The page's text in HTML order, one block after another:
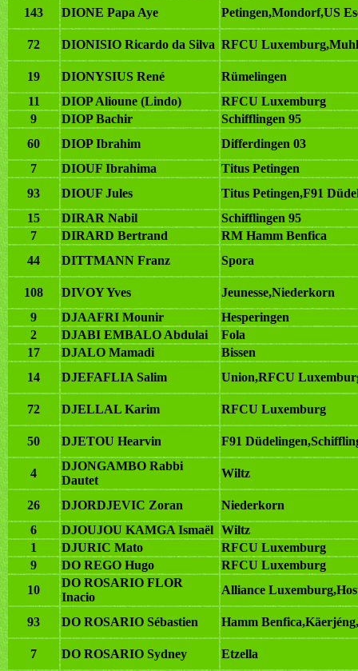
143 DIONE Papa Aye Petingen,Mondorf,US
72 DIONISIO Ricardo da Silva RFCU
19 DIONYSIUS René
Rümelingen
11
DIOP Alioune (Lindo)
RFCU Luxemburg
9
DIOP Bachir
Schifflingen 95
60
DIOP Ibrahim
Differdingen 03
7
DIOUF Ibrahima
Titus Petingen
93
DIOUF Jules
Titus Petingen,F91
15
DIRAR Nabil
Schifflingen 95
7
DIRARD Bertrand
RM Hamm Benfica
44
DITTMANN Franz Spora
108 DIVOY Yves
Jeunesse,Niederkorn
9
DJAAFRI Mounir
Hesperingen
2
DJABI EMBALO Abdulai
Fola
17
DJALO Mamadi
Bissen
14
DJEFAFLIA Salim Union,RFCU
72 DJELLAL Karim RFCU Luxemburg
50 DJETOU Hearvin F91
4
DJONGAMBO Rabbi
Dautet
Wiltz
26 DJORDJEVIC Zoran
Niederkorn
6
DJOUJOU KAMGA Ismaël Wiltz
1
DJURIC Mato
RFCU Luxemburg
9
DO REGO Hugo
RFCU Luxemburg
10
DO ROSARIO FLOR
Inacio
Alliance
93 DO ROSARIO Sébastien Hamm
7 DO ROSARIO Sydney
Etzella